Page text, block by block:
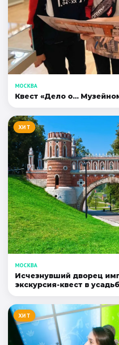
МОСКВА
Квест «Дело о...
ХИТ
МОСКВА
Исчезнувший дворец
экскурсия-квест в
ХИТ